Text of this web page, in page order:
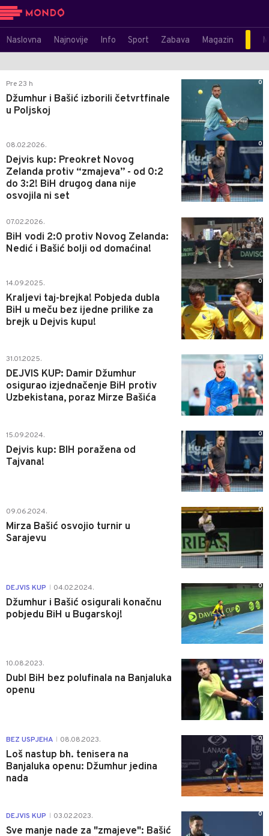
Naslovna Najnovije Info Sport Zabava Magazin
Pre 23 h
Džumhur i Bašić izborili četvrtfinale
u Poljskoj
0
08.02.2026.
Dejvis kup: Preokret Novog
Zelanda protiv “zmajeva” - od 0:2
do 3:2! BiH drugog dana nije
osvojila ni set
0
07.02.2026.
BiH vodi 2:0 protiv Novog Zelanda:
Nedić i Bašić bolji od domaćina!
0
14.09.2025.
Kraljevi taj-brejka! Pobjeda dubla
BiH u meču bez ijedne prilike za
brejk u Dejvis kupu!
0
31.01.2025.
DEJVIS KUP: Damir Džumhur
osigurao izjednačenje BiH protiv
Uzbekistana, poraz Mirze Bašića
0
15.09.2024.
Dejvis kup: BIH poražena od
Tajvana!
0
09.06.2024.
Mirza Bašić osvojio turnir u
Sarajevu
0
DEJVIS KUP 04.02.2024.
Džumhur i Bašić osigurali konačnu
pobjedu BiH u Bugarskoj!
0
10.08.2023.
Dubl BiH bez polufinala na Banjaluka
openu
0
BEZ USPJEHA 08.08.2023.
Loš nastup bh. tenisera na
Banjaluka openu: Džumhur jedina
nada
0
DEJVIS KUP 03.02.2023.
Sve manje nade za "zmajeve": Bašić
0